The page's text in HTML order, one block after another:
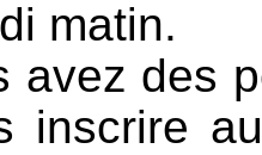
matin.
inscrire